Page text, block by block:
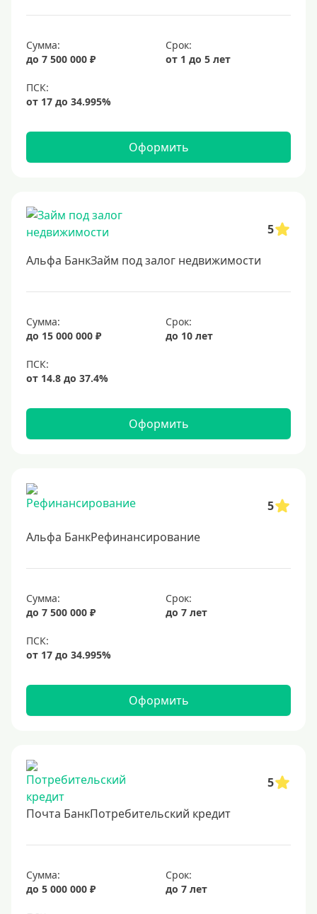
6,5%
7%
9%
10%
12%
13%
14%
17%
18%
19%
На маленькую сумму
1300000 руб
1500000 руб
1600000 руб
2 миллиона
2500000 руб
3500000 руб
4 миллиона
4500000 руб
5500000 руб
6 млн
6500000 руб
Сумма:
до 7 500 000 ₽
Срок:
от 1 до 5 лет
Оформить
5
Альфа БанкЗайм под залог недвижимости
Сумма:
до 15 000 000 ₽
Срок:
до 10 лет
Оформить
5
Альфа БанкРефинансирование
Сумма:
до 7 500 000 ₽
Срок:
до 7 лет
Оформить
5
Почта БанкПотребительский кредит
Сумма:
до 5 000 000 ₽
Срок:
до 7 лет